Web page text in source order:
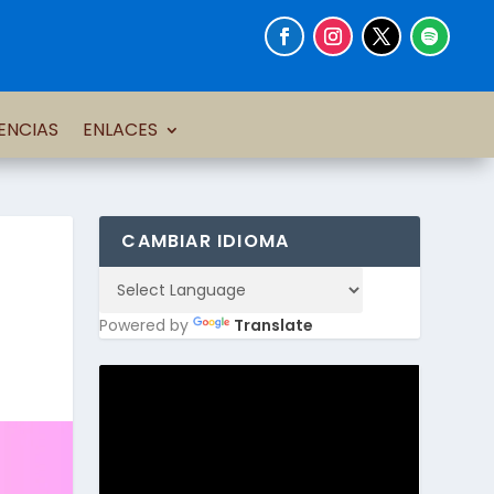
ENLACES
CAMBIAR IDIOMA
Powered by Translate